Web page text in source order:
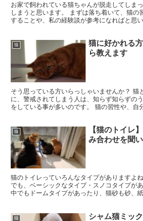
お家で飼われている猫ちゃんが脱走してしま
しまうと思います。 まずは落ち着いて、猫の
することや、私の経験談が参考になればと思
猫
猫に好かれる
ら教えます
そう思っている方いらっしゃいませんか？ 猫
に、警戒されてしまう人は、知らず知らずの
をしている事が多いのです。 猫の習性や、自
猫
【猫のトイレ
み合わせを聞
猫のトイレっていろんなタイプがありますよ
でも、ベーシックなタイプ・スノコタイプが
中でもドームタイプがあったり、猫砂も砂、
猫
シャム猫ミッ